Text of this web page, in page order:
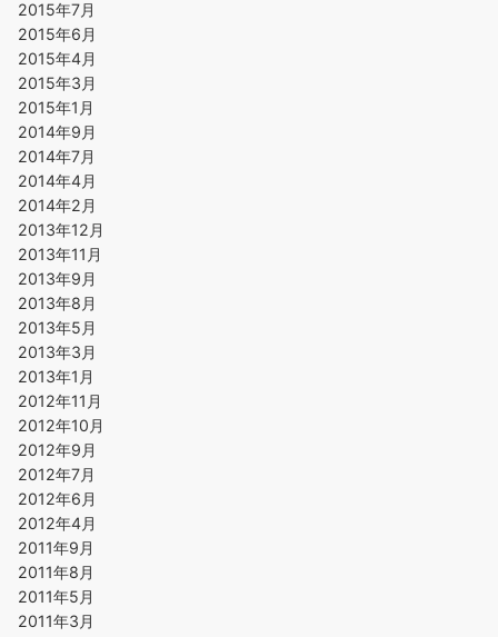
2015年7月
2015年6月
2015年4月
2015年3月
2015年1月
2014年9月
2014年7月
2014年4月
2014年2月
2013年12月
2013年11月
2013年9月
2013年8月
2013年5月
2013年3月
2013年1月
2012年11月
2012年10月
2012年9月
2012年7月
2012年6月
2012年4月
2011年9月
2011年8月
2011年5月
2011年3月